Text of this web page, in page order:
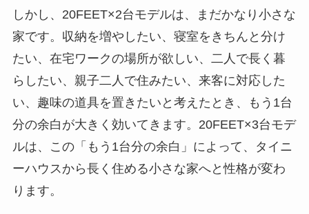
しかし、20FEET×2台モデルは、まだかなり小さな
家です。収納を増やしたい、寝室をきちんと分け
たい、在宅ワークの場所が欲しい、二人で長く暮
らしたい、親子二人で住みたい、来客に対応した
い、趣味の道具を置きたいと考えたとき、もう1台
分の余白が大きく効いてきます。20FEET×3台モデ
ルは、この「もう1台分の余白」によって、タイニ
ーハウスから長く住める小さな家へと性格が変わ
ります。